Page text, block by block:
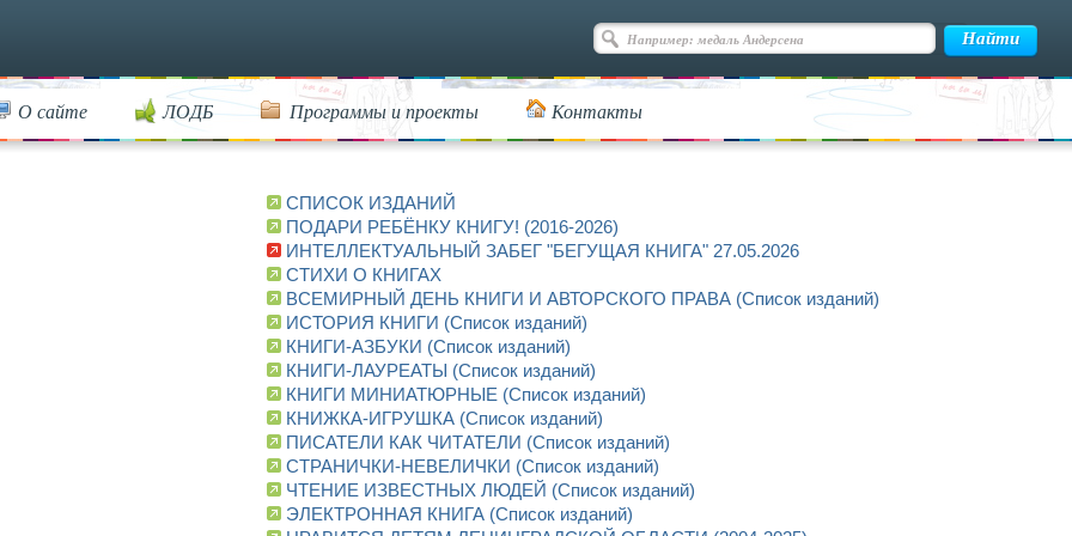
О сайте ЛОДБ Программы и проекты Контакты
СПИСОК ИЗДАНИЙ
ПОДАРИ РЕБЁНКУ КНИГУ! (2016-2026)
ИНТЕЛЛЕКТУАЛЬНЫЙ ЗАБЕГ "БЕГУЩАЯ КНИГА" 27.05.2026
СТИХИ О КНИГАХ
ВСЕМИРНЫЙ ДЕНЬ КНИГИ И АВТОРСКОГО ПРАВА (Список изданий)
ИСТОРИЯ КНИГИ (Список изданий)
КНИГИ-АЗБУКИ (Список изданий)
КНИГИ-ЛАУРЕАТЫ (Список изданий)
КНИГИ МИНИАТЮРНЫЕ (Список изданий)
КНИЖКА-ИГРУШКА (Список изданий)
ПИСАТЕЛИ КАК ЧИТАТЕЛИ (Список изданий)
СТРАНИЧКИ-НЕВЕЛИЧКИ (Список изданий)
ЧТЕНИЕ ИЗВЕСТНЫХ ЛЮДЕЙ (Список изданий)
ЭЛЕКТРОННАЯ КНИГА (Список изданий)